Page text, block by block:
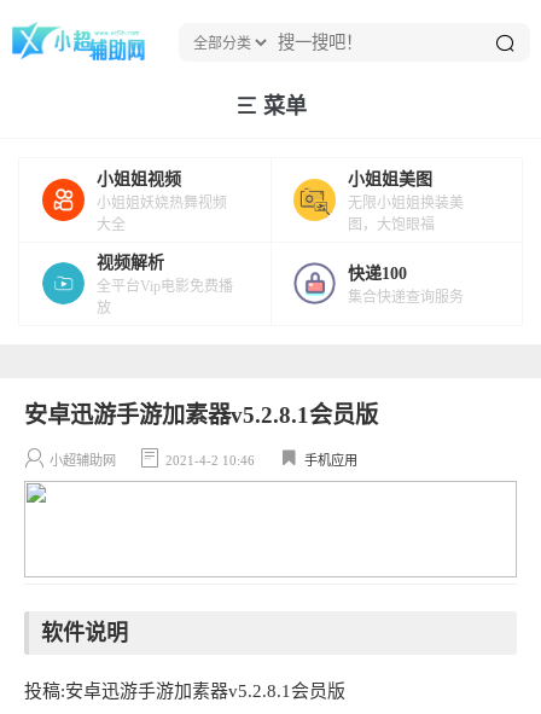
菜单
小姐姐视频
小姐姐妖娆热舞视频
大全
小姐姐美图
无限小姐姐换装美
图，大饱眼福
视频解析
全平台Vip电影免费播
放
快递100
集合快递查询服务
安卓迅游手游加素器v5.2.8.1会员版
小超辅助网 2021-4-2 10:46 手机应用
软件说明
投稿:安卓迅游手游加素器v5.2.8.1会员版